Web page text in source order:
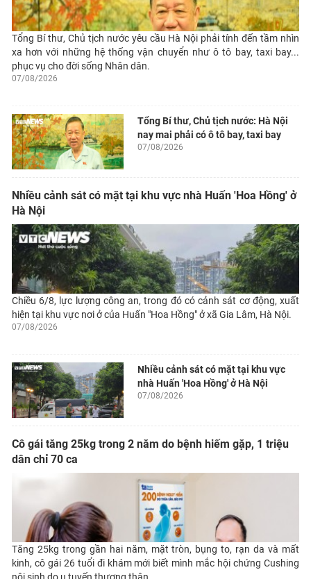
Tổng Bí thư, Chủ tịch nước yêu cầu Hà Nội phải tính đến tầm nhìn
xa hơn với những hệ thống vận chuyển như ô tô bay, taxi bay...
phục vụ cho đời sống Nhân dân.
07/08/2026
Tổng Bí thư, Chủ tịch nước: Hà Nội
nay mai phải có ô tô bay, taxi bay
07/08/2026
Nhiều cảnh sát có mặt tại khu vực nhà Huấn 'Hoa Hồng' ở
Hà Nội
Chiều 6/8, lực lượng công an, trong đó có cảnh sát cơ động, xuất
hiện tại khu vực nơi ở của Huấn "Hoa Hồng" ở xã Gia Lâm, Hà Nội.
07/08/2026
Nhiều cảnh sát có mặt tại khu vực
nhà Huấn 'Hoa Hồng' ở Hà Nội
07/08/2026
Cô gái tăng 25kg trong 2 năm do bệnh hiếm gặp, 1 triệu
dân chỉ 70 ca
Tăng 25kg trong gần hai năm, mặt tròn, bụng to, rạn da và mất
kinh, cô gái 26 tuổi đi khám mới biết mình mắc hội chứng Cushing
nội sinh do u tuyến thượng thận.